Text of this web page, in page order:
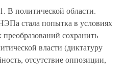
В политической области.
стала попытка в условиях
сохранить
власти (диктатуру
отсутствие оппозиции,